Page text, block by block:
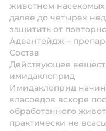
животном насекомых
далее до четырех
защитить от
Адвантейдж –
Состав
Действующее
имидаклоприд
Имидаклоприд
власоедов вскоре
обработанного
практически не